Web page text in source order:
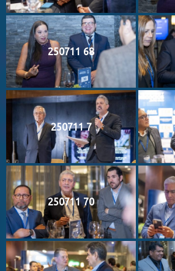
250711 68
250711 7
250711 70